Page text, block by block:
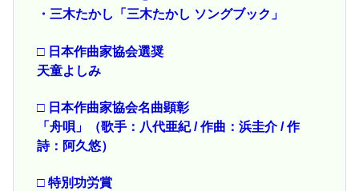
・三木たかし「三木たかし ソングブック」
□ 日本作曲家協会選奨
天童よしみ
□ 日本作曲家協会名曲顕彰
「舟唄」（歌手：八代亜紀 / 作曲：浜圭介 / 作
詩：阿久悠）
□ 特別功労賞